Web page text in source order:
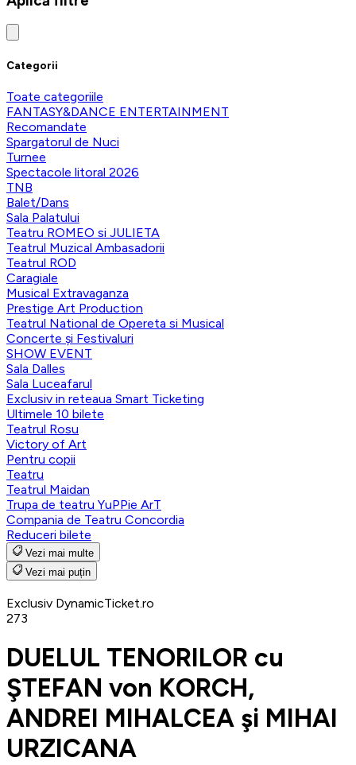
Categorii
Toate categoriile
FANTASY&DANCE ENTERTAINMENT
Recomandate
Spargatorul de Nuci
Turnee
Spectacole litoral 2026
TNB
Balet/Dans
Sala Palatului
Teatru ROMEO si JULIETA
Teatrul Muzical Ambasadorii
Teatrul ROD
Caragiale
Musical Extravaganza
Prestige Art Production
Teatrul National de Opereta si Musical
Concerte și Festivaluri
SHOW EVENT
Sala Dalles
Sala Luceafarul
Exclusiv in reteaua Smart Ticketing
Ultimele 10 bilete
Teatrul Rosu
Victory of Art
Pentru copii
Teatru
Teatrul Maidan
Trupa de teatru YuPPie ArT
Compania de Teatru Concordia
Reduceri bilete
Vezi mai multe
Vezi mai puțin
Exclusiv DynamicTicket.ro
273
DUELUL TENORILOR cu
ŞTEFAN von KORCH,
ANDREI MIHALCEA şi MIHAI
URZICANA